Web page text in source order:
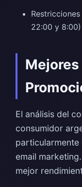
22:00 y 8:00)
El análisis del
consumidor
particularmente
email
mejor